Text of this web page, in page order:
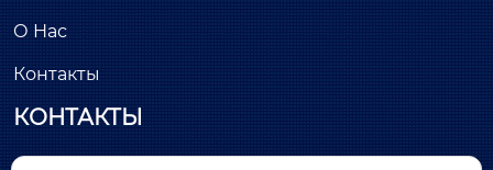
О Нас
Контакты
КОНТАКТЫ